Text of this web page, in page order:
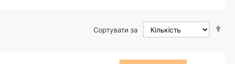
Сортувати за